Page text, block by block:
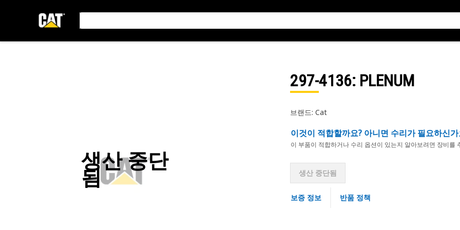
생산 중단
됨
297-4136: PLENUM
브랜드: Cat
이것이 적합할까요? 아니면 수리가 필요하신가
이 부품이 적합하거나 수리 옵션이 있는지 알아보려면 장비를
생산 중단됨
보증 정보 반품 정책